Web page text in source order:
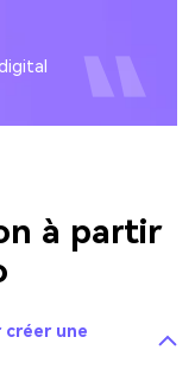
à partir
une